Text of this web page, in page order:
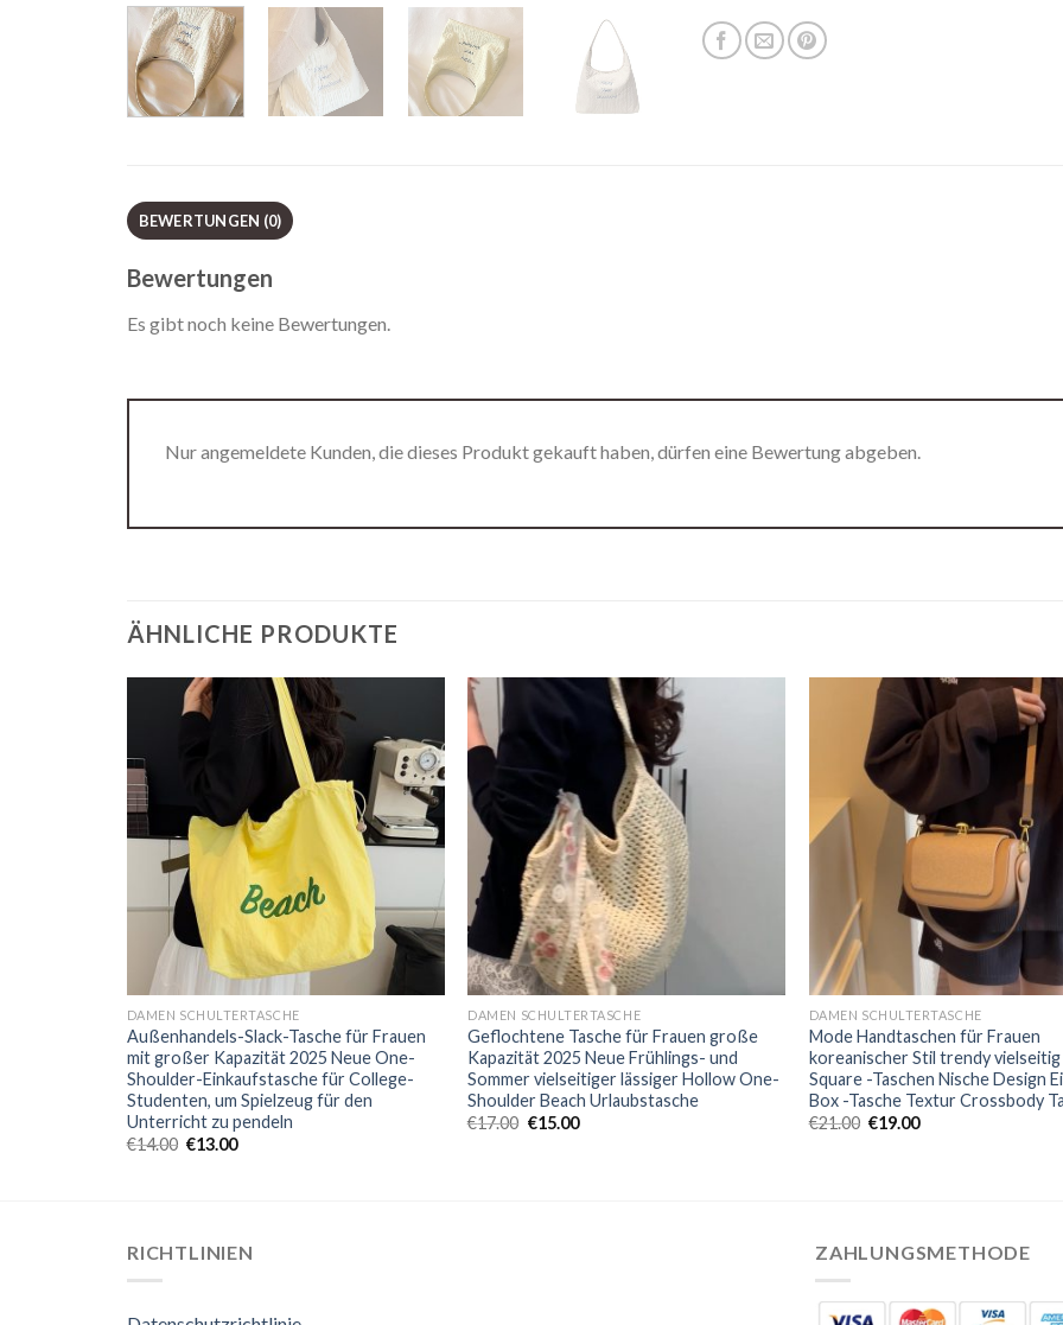
BEWERTUNGEN (0)
Bewertungen
Es gibt noch keine Bewertungen.
Nur angemeldete Kunden, die dieses Produkt gekauft haben, dürfen eine Bewertung abgeben.
ÄHNLICHE PRODUKTE
DAMEN SCHULTERTASCHE
Außenhandels-Slack-Tasche für Frauen
mit großer Kapazität 2025 Neue One-
Shoulder-Einkaufstasche für College-
Studenten, um Spielzeug für den
Unterricht zu pendeln
€14.00 €13.00
DAMEN SCHULTERTASCHE
Geflochtene Tasche für Frauen große
Kapazität 2025 Neue Frühlings- und
Sommer vielseitiger lässiger Hollow One-
Shoulder Beach Urlaubstasche
€17.00 €15.00
DAMEN SCHULTERTASCHE
Mode Handtaschen für Frauen
koreanischer Stil trendy
Square -Taschen Nische Design
Box -Tasche Textur Crossbody
€21.00 €19.00
RICHTLINIEN ZAHLUNGSMETHODE